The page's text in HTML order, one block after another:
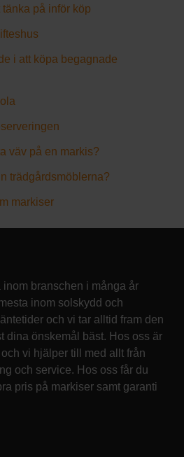
tänka på inför köp
i att köpa begagnade
väv på en markis?
trädgårdsmöblerna?
markiser
branschen i många år
inom solskydd och
och vi tar alltid fram den
dina önskemål bäst. Hos oss är
vi hjälper till med allt från
och service. Hos oss får du
pris på markiser samt garanti